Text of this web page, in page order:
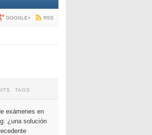
GOOGLE+ RSS
TAGS
exámenes en
¿una solución